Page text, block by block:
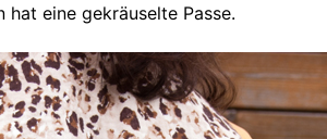
hat eine gekräuselte Passe.